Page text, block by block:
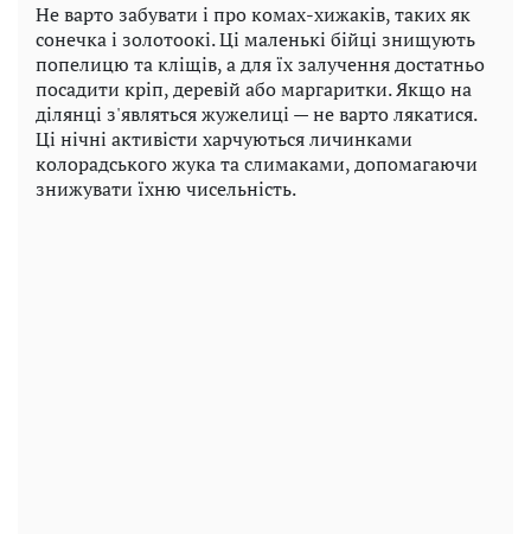
Не варто забувати і про комах-хижаків, таких як
сонечка і золотоокі. Ці маленькі бійці знищують
попелицю та кліщів, а для їх залучення достатньо
посадити кріп, деревій або маргаритки. Якщо на
ділянці з'являться жужелиці — не варто лякатися.
Ці нічні активісти харчуються личинками
колорадського жука та слимаками, допомагаючи
знижувати їхню чисельність.